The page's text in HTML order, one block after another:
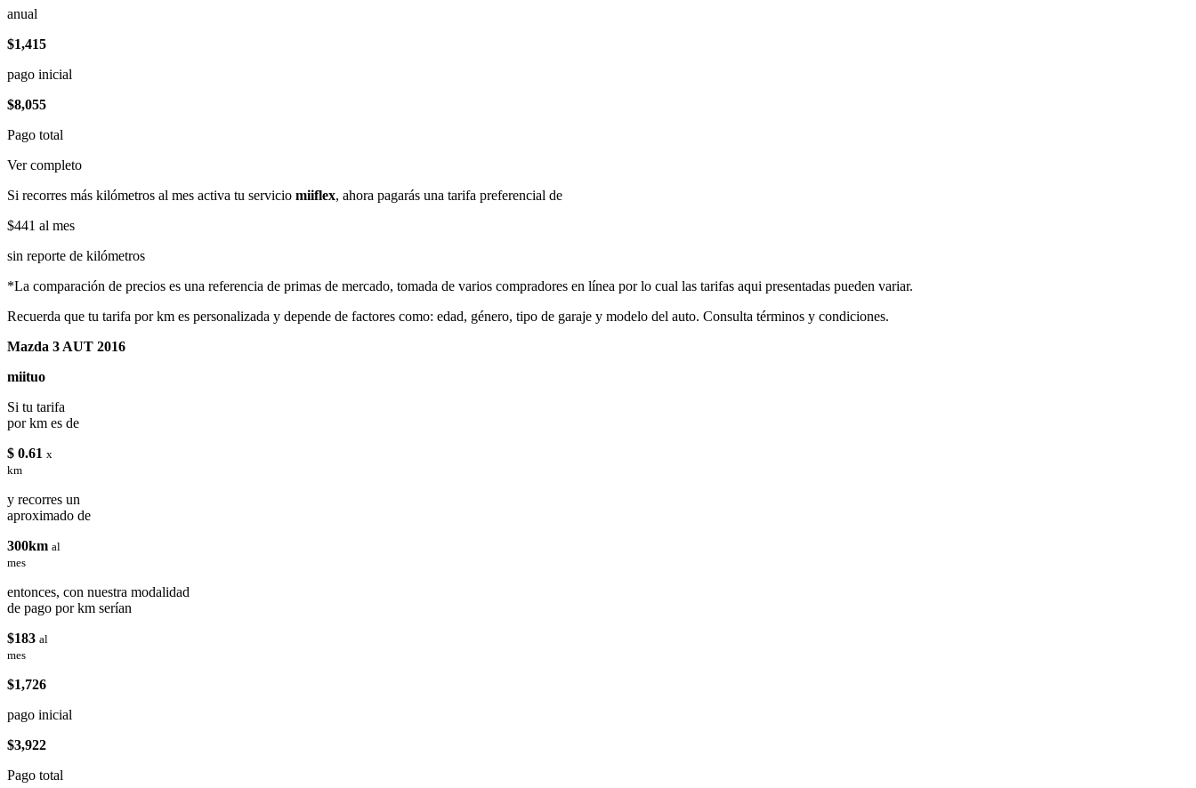
anual
$1,415
pago inicial
$8,055
Pago total
Ver completo
Si recorres más kilómetros al mes activa tu servicio miiflex, ahora pagarás una tarifa preferencial de
$441 al mes
sin reporte de kilómetros
*La comparación de precios es una referencia de primas de mercado, tomada de varios compradores en línea por lo cual las tarifas aqui presentadas pueden variar.
Recuerda que tu tarifa por km es personalizada y depende de factores como: edad, género, tipo de garaje y modelo del auto. Consulta términos y condiciones.
Mazda 3 AUT 2016
miituo
Si tu tarifa
por km es de
$ 0.61 x
km
y recorres un
aproximado de
300km al
mes
entonces, con nuestra modalidad
de pago por km serían
$183 al
mes
$1,726
pago inicial
$3,922
Pago total